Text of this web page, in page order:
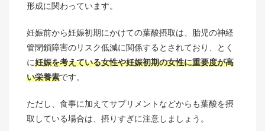
形成に関わっています。
妊娠前から妊娠初期にかけての葉酸摂取は、胎児の神経
管閉鎖障害のリスク低減に関係するとされており、とく
に妊娠を考えている女性や妊娠初期の女性に重要度が高
い栄養素です。
ただし、食事に加えてサプリメントなどからも葉酸を摂
取している場合は、摂りすぎに注意しましょう。